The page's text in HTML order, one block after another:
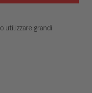
utilizzare grandi